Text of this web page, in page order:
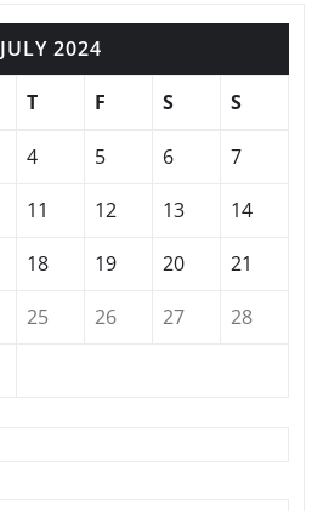
JULY 2024
T F S S
4 5 6
7
11 12 13
14
18 19 20
21
25 26 27
28